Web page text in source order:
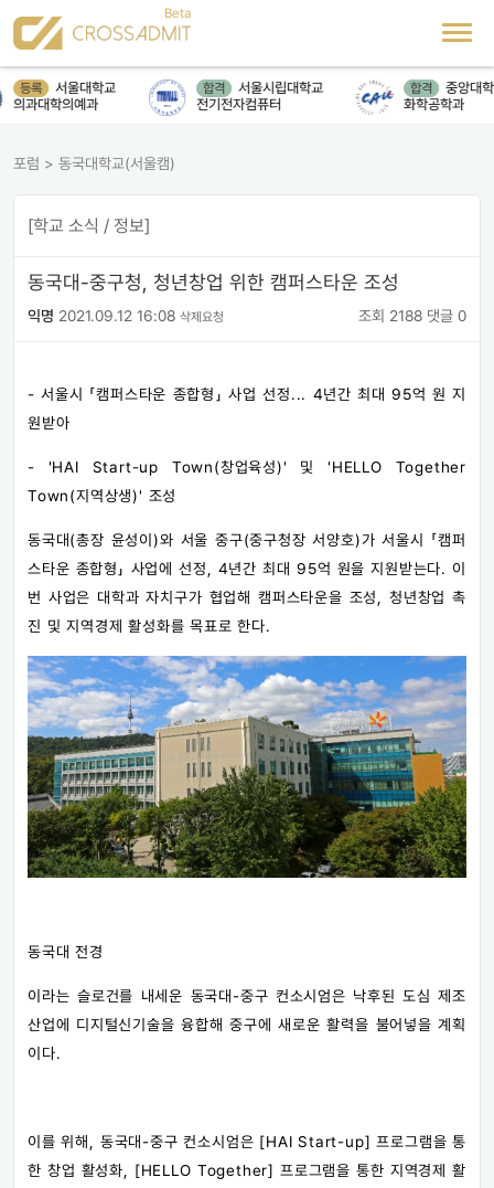
등록
서울대학교
의과대학의예과
합격
서울시립대학교
전기전자컴퓨터
합격
중앙대학
화학공학과
포럼 > 동국대학교(서울캠)
[학교 소식 / 정보]
동국대-중구청, 청년창업 위한 캠퍼스타운 조성
익명 2021.09.12 16:08 삭제요청 조회 2188 댓글 0
- 서울시 「캠퍼스타운 종합형」 사업 선정... 4년간 최대 95억 원 지
원받아
- 'HAI Start-up Town(창업육성)' 및 'HELLO Together
Town(지역상생)' 조성
동국대(총장 윤성이)와 서울 중구(중구청장 서양호)가 서울시 「캠퍼
스타운 종합형」 사업에 선정, 4년간 최대 95억 원을 지원받는다. 이
번 사업은 대학과 자치구가 협업해 캠퍼스타운을 조성, 청년창업 촉
진 및 지역경제 활성화를 목표로 한다.
동국대 전경
이라는 슬로건를 내세운 동국대-중구 컨소시엄은 낙후된 도심 제조
산업에 디지털신기술을 융합해 중구에 새로운 활력을 불어넣을 계획
이다.
이를 위해, 동국대-중구 컨소시엄은 [HAI Start-up] 프로그램을 통
한 창업 활성화, [HELLO Together] 프로그램을 통한 지역경제 활